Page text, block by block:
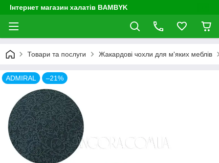
Інтернет магазин халатів BAMBYK
Товари та послуги Жакардові чохли для м'яких меблів
ADMIRAL –21%